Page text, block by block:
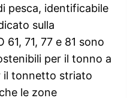
pesca, identificabile
sulla
61, 71, 77 e 81 sono
per il tonno a
il tonnetto striato
le zone